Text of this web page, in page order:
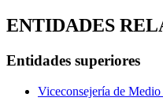
ENTIDADES
Entidades superiores
Viceconsejería de